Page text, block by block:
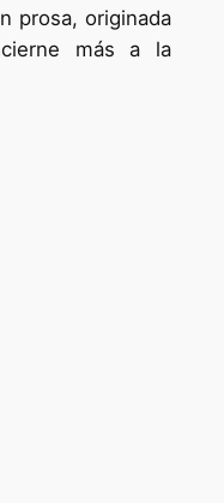
prosa, originada
más a la